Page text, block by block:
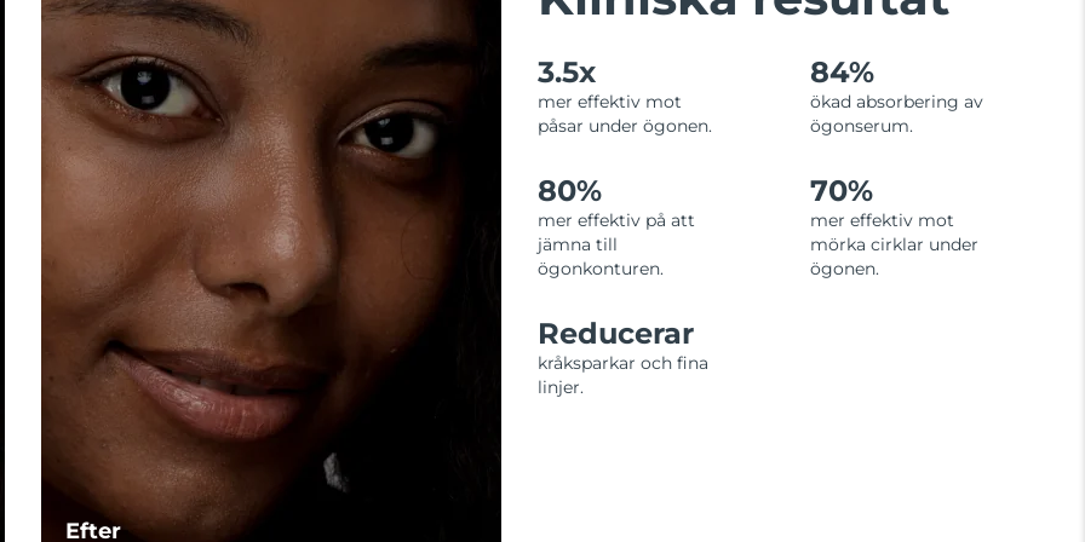
Efter
3.5x
mer effektiv mot
påsar under ögonen.
84%
ökad absorbering av
ögonserum.
80%
mer effektiv på att
jämna till
ögonkonturen.
70%
mer effektiv mot
mörka cirklar under
ögonen.
Reducerar
kråksparkar och fina
linjer.